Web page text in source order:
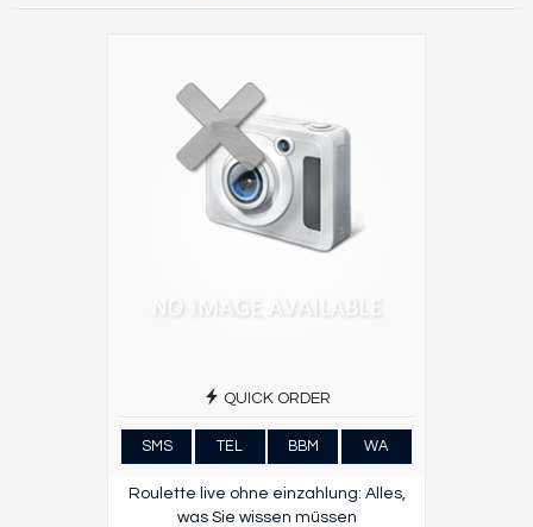
QUICK ORDER
SMS TEL BBM WA
Roulette live ohne einzahlung: Alles,
was Sie wissen müssen